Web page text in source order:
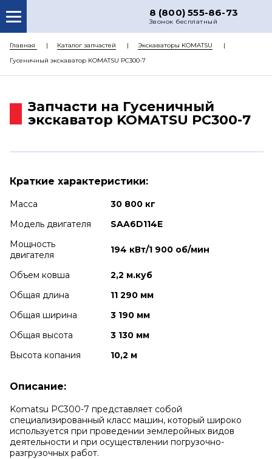
8 (800) 555-86-73
Звонок бесплатный
О НАС
КАТАЛОГ ЗАПЧАСТЕЙ
ДОСТАВКА
Главная Каталог запчастей
Экскаваторы KOMATSU
Гусеничный экскаватор KOMATSU PC300-7
Запчасти на Гусеничный
экскаватор KOMATSU PC300-7
Краткие характеристики:
Масса
30 800 кг
Модель двигателя
SAA6D114E
Мощность
двигателя
194 кВт/1 900 об/мин
Объем ковша
2,2 м.куб
Общая длина
11 290 мм
Общая ширина
3 190 мм
Общая высота
3 130 мм
Высота копания
10,2 м
Описание:
Komatsu PC300-7 представляет собой
специализированный класс машин, который широко
используется при проведении землеройных видов
деятельности и при осуществлении погрузочно-
разгрузочных работ.